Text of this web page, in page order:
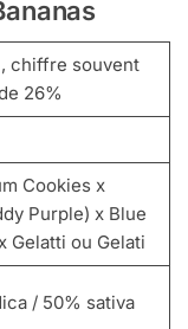
chiffre souvent
26%
Cookies x
Purple) x Blue
Gelatti ou Gelati
/ 50% sativa